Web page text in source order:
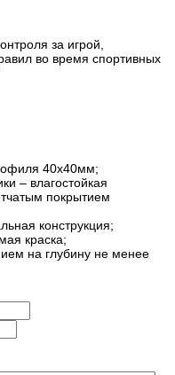
за игрой,
во время спортивных
40х40мм;
– влагостойкая
покрытием
конструкция;
краска;
на глубину не менее